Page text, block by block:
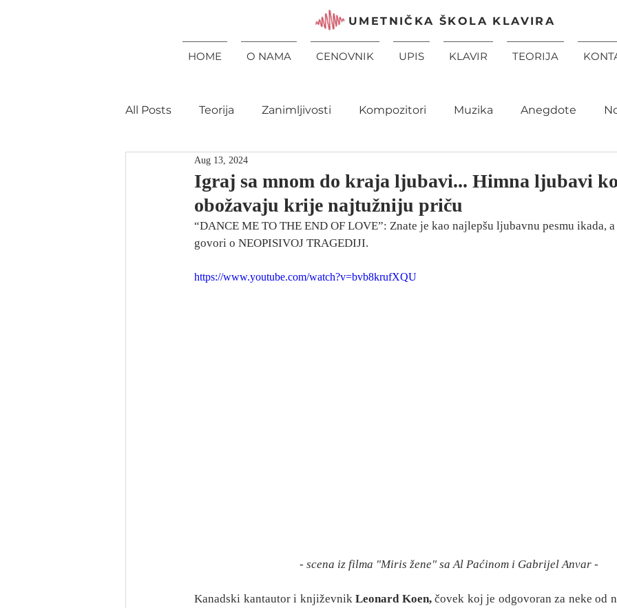
UMETNIČKA ŠKOLA KLAVIRA
HOME O NAMA CENOVNIK UPIS KLAVIR TEORIJA
All Posts Teorija Zanimljivosti Kompozitori Muzika Anegdote
Igraj sa mnom do kraja ljubavi... Himna ljubavi
obožavaju krije najtužniju priču
Aug 13, 2024
“DANCE ME TO THE END OF LOVE”: Znate je kao najlepšu ljubavnu pesmu ikada,
govori o NEOPISIVOJ TRAGEDIJI.
https://www.youtube.com/watch?v=bvb8krufXQU
- scena iz filma "Miris žene" sa Al Paćinom i Gabrijel Anvar -
Kanadski kantautor i književnik Leonard Koen, čovek koj je odgovoran za neke od